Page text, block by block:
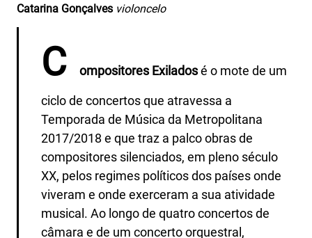
Catarina Gonçalves violoncelo
C ompositores Exiladosé o mote de um
ciclo de concertos que atravessa a
Temporada de Música da Metropolitana
2017/2018 e que traz a palco obras de
compositores silenciados, em pleno século
XX, pelos regimes políticos dos países onde
viveram e onde exerceram a sua atividade
musical. Ao longo de quatro concertos de
câmara e de um concerto orquestral,